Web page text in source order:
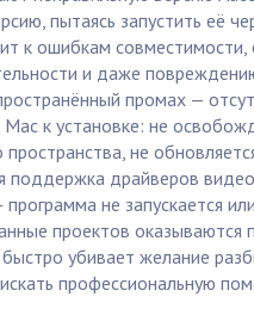
пытаясь запустить её
к ошибкам совместимости,
и даже
промах —
к установке: не
не
поддержка драйверов
программа не запускается
проектов оказываются
убивает желание
профессиональную